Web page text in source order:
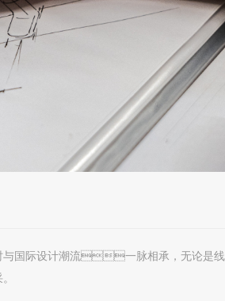
国际设计潮流一脉相承，无论是